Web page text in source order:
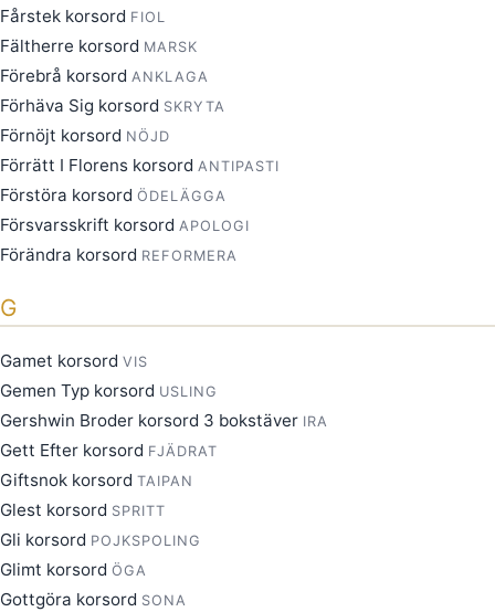
Fårstek korsord FIOL
Fältherre korsord MARSK
Förebrå korsord ANKLAGA
Förhäva Sig korsord SKRYTA
Förnöjt korsord NÖJD
Förrätt I Florens korsord ANTIPASTI
Förstöra korsord ÖDELÄGGA
Försvarsskrift korsord APOLOGI
Förändra korsord REFORMERA
G
Gamet korsord VIS
Gemen Typ korsord USLING
Gershwin Broder korsord 3 bokstäver IRA
Gett Efter korsord FJÄDRAT
Giftsnok korsord TAIPAN
Glest korsord SPRITT
Gli korsord POJKSPOLING
Glimt korsord ÖGA
Gottgöra korsord SONA